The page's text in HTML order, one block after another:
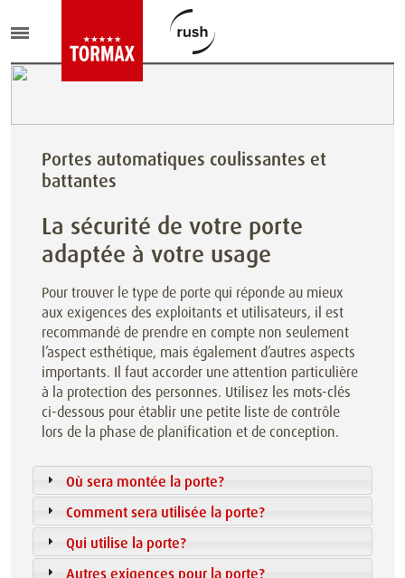
Portes automatiques coulissantes et
battantes
La sécurité de votre porte
adaptée à votre usage
Pour trouver le type de porte qui réponde au mieux
aux exigences des exploitants et utilisateurs, il est
recommandé de prendre en compte non seulement
l’aspect esthétique, mais également d’autres aspects
importants. Il faut accorder une attention particulière
à la protection des personnes. Utilisez les mots-clés
ci-dessous pour établir une petite liste de contrôle
lors de la phase de planification et de conception.
Où sera montée la porte?
Comment sera utilisée la porte?
Qui utilise la porte?
Autres exigences pour la porte?